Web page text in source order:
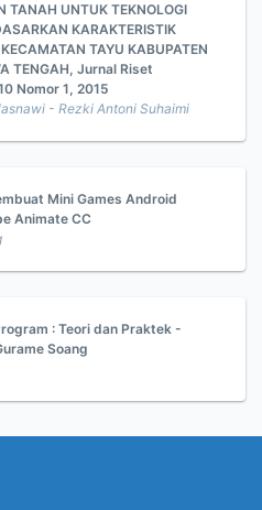
TANAH UNTUK TEKNOLOGI
KARAKTERISTIK
TAYU KABUPATEN
TENGAH, Jurnal Riset
Nomor 1, 2015
- Rezki Antoni Suhaimi
Mini Games Android
Animate CC
: Teori dan Praktek -
Soang